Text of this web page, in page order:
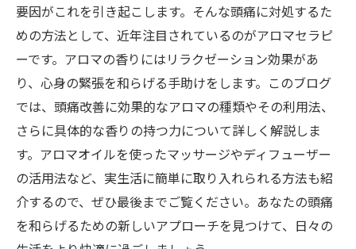
要因がこれを引き起こします。そんな頭痛に対処するた
めの方法として、近年注目されているのがアロマセラピ
ーです。アロマの香りにはリラクゼーション効果があ
り、心身の緊張を和らげる手助けをします。このブログ
では、頭痛改善に効果的なアロマの種類やその利用法、
さらに具体的な香りの持つ力について詳しく解説しま
す。アロマオイルを使ったマッサージやディフューザー
の活用法など、実生活に簡単に取り入れられる方法も紹
介するので、ぜひ最後までご覧ください。あなたの頭痛
を和らげるための新しいアプローチを見つけて、日々の